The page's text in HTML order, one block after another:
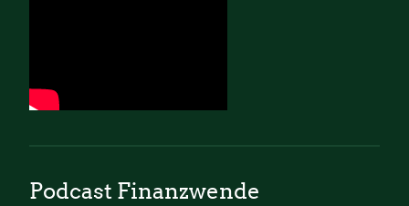
Podcast Finanzwende